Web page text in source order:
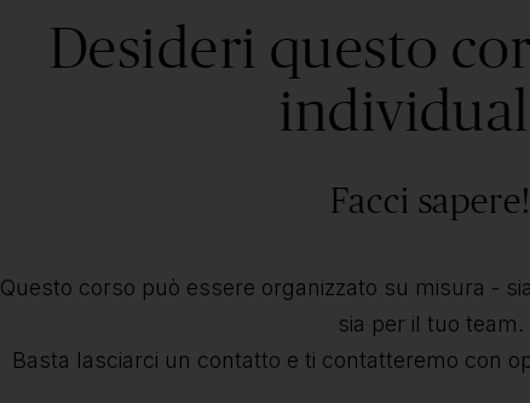
Desideri questo
Facci sapere!
Questo corso può essere organizzato su misura -
sia per il tuo team.
Basta lasciarci un contatto e ti contatteremo con